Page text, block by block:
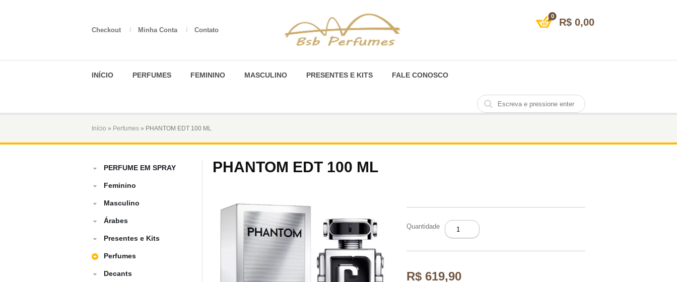
Checkout / Minha Conta / Contato
0
R$ 0,00
INÍCIO PERFUMES FEMININO MASCULINO PRESENTES E KITS FALE CONOSCO
Início » Perfumes » PHANTOM EDT 100 ML
PERFUME EM SPRAY
Feminino
Masculino
Árabes
Presentes e Kits
Perfumes
Decants
PHANTOM EDT 100 ML
Quantidade
PHANTOM
EDT
ML
R$619,90